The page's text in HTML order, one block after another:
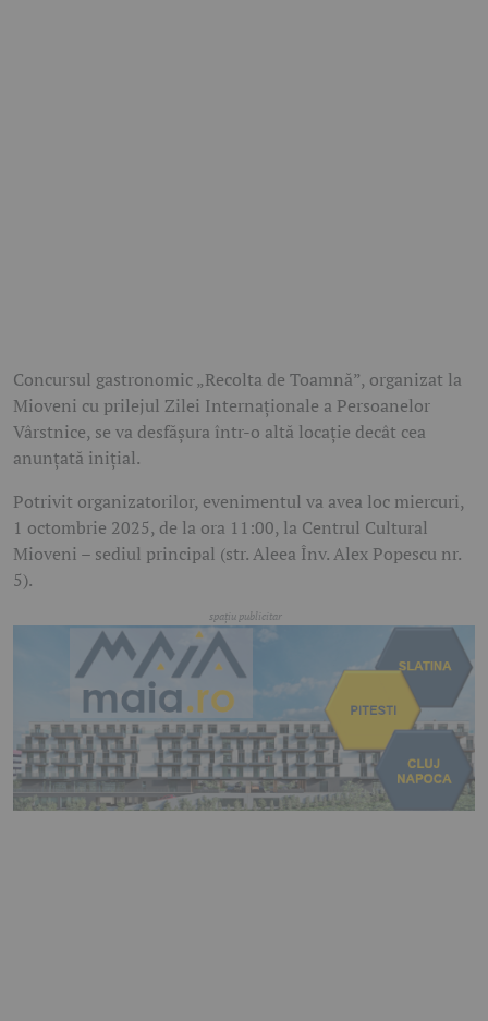
Concursul gastronomic „Recolta de Toamnă”, organizat la
Mioveni cu prilejul Zilei Internaționale a Persoanelor
Vârstnice, se va desfășura într-o altă locație decât cea
anunțată inițial.
Potrivit organizatorilor, evenimentul va avea loc miercuri,
1 octombrie 2025, de la ora 11:00, la Centrul Cultural
Mioveni – sediul principal (str. Aleea Înv. Alex Popescu nr.
5).